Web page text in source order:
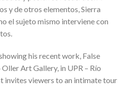
y de otros elementos, Sierra
el sujeto mismo interviene con
his recent work, False
Art Gallery, in UPR – Río
invites viewers to an intimate tour